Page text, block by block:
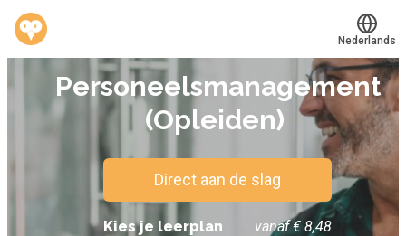
Werkvinders®
Bedrijven
Mijn leerplek
Translate
Nederlands
Personeelsmanagement
(Opleiden)
Direct aan de slag
Kies je leerplan vanaf € 8,48